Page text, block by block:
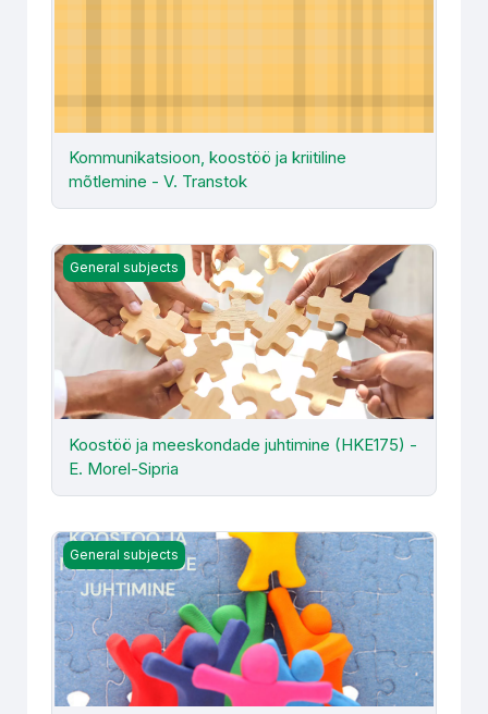
Kommunikatsioon, koostöö ja kriitiline
mõtlemine - V. Transtok
Koostöö ja meeskondade juhtimine (HKE175) - E. Morel-
General subjects
Koostöö ja meeskondade juhtimine (HKE175) -
E. Morel-Sipria
Koostöö ja meeskondade juhtimine (HKE175) -
General subjects